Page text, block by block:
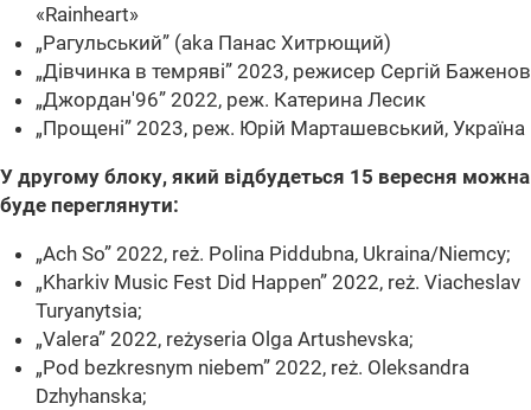
«Rainheart»
„Рагульський” (aka Панас Хитрющий)
„Дівчинка в темряві” 2023, режисер Сергій Баженов
„Джордан'96” 2022, реж. Катерина Лесик
„Прощені” 2023, реж. Юрій Марташевський, Україна
У другому блоку, який відбудеться 15 вересня можна
буде переглянути:
„Ach So” 2022, reż. Polina Piddubna, Ukraina/Niemcy;
„Kharkiv Music Fest Did Happen” 2022, reż. Viacheslav
Turyanytsia;
„Valera” 2022, reżyseria Olga Artushevska;
„Pod bezkresnym niebem” 2022, reż. Oleksandra
Dzhyhanska;